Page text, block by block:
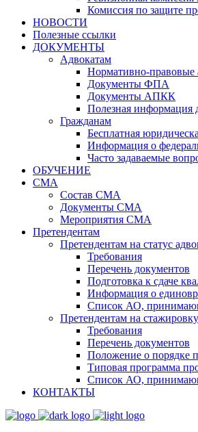
Комиссия по защите
НОВОСТИ
Полезные ссылки
ДОКУМЕНТЫ
Адвокатам
Нормативно-
Документы ФПА
Документы АПКК
Полезная информация
Гражданам
Бесплатная
Информация о
Часто задаваемые
ОБУЧЕНИЕ
СМА
Состав СМА
Документы СМА
Мероприятия СМА
Претендентам
Претендентам на статус
Требования
Перечень документов
Подготовка к сдаче
Информация о
Список АО,
Претендентам на стажировку
Требования
Перечень документов
Положение о порядке
Типовая программа
Список АО,
КОНТАКТЫ